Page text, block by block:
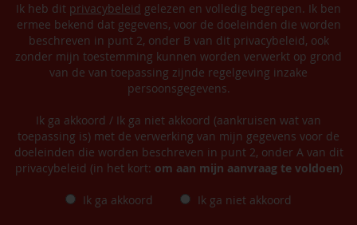
Ik heb dit privacybeleid gelezen en volledig begrepen. Ik ben
ermee bekend dat gegevens, voor de doeleinden die worden
beschreven in punt 2, onder B van dit privacybeleid, ook
zonder mijn toestemming kunnen worden verwerkt op grond
van de van toepassing zijnde regelgeving inzake
persoonsgegevens.
Ik ga akkoord / Ik ga niet akkoord (aankruisen wat van
toepassing is) met de verwerking van mijn gegevens voor de
doeleinden die worden beschreven in punt 2, onder A van dit
privacybeleid (in het kort: om aan mijn aanvraag te voldoen)
Ik ga akkoord Ik ga niet akkoord